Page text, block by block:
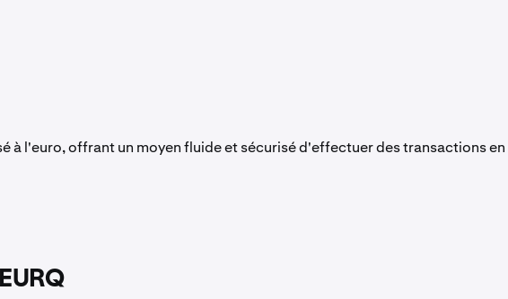
à l'euro, offrant un moyen fluide et sécurisé d'effectuer des transactions en